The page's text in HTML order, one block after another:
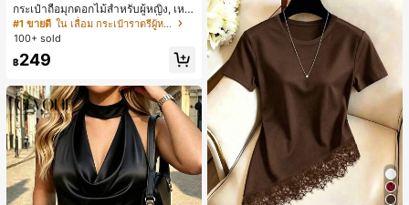
กระเป๋าถือมุกดอกไม้สำหรับผู้หญิง, เหม
าะสำหรับชุดราตรี, ชุดบอล, เครื่องประ
ดับงานแต่งงาน, กระเป๋าสตางค์สุภาพส
สุ่ม)
#1 ขายดี
ใน เลื่อม กระเป๋าราตรีผู้หญิง
100+ sold
฿249